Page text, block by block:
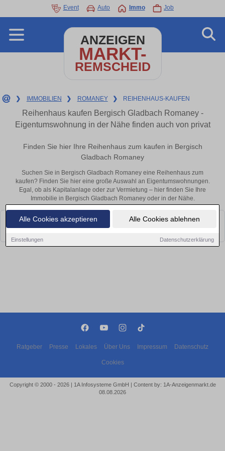
Alle Cookies akzeptieren Alle Cookies ablehnen
Einstellungen Datenschutzerklärung
Event Auto Immo Job
ANZEIGEN
MARKT-
REMSCHEID
❯ IMMOBILIEN ❯ ROMANEY ❯ REIHENHAUS-KAUFEN
Reihenhaus kaufen Bergisch Gladbach Romaney -
Eigentumswohnung in der Nähe finden auch von privat
Finden Sie hier Ihre Reihenhaus zum kaufen in Bergisch
Gladbach Romaney
Suchen Sie in Bergisch Gladbach Romaney eine Reihenhaus zum
kaufen? Finden Sie hier eine große Auswahl an Eigentumswohnungen.
Egal, ob als Kapitalanlage oder zur Vermietung – hier finden Sie Ihre
Immobilie in Bergisch Gladbach Romaney oder in der Nähe.
Leider konnten wir derzeit keine passenden Objekte finden. Schauen Sie
bald wieder vorbei!
Ratgeber Presse Lokales Über Uns Impressum Datenschutz
Cookies
Copyright © 2000 - 2026 | 1A Infosysteme GmbH | Content by: 1A-Anzeigenmarkt.de
08.08.2026